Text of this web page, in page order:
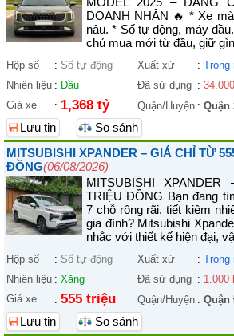
DOANH NHÂN 🔥 * Xe
nâu. * Số tự động, máy
chủ mua mới từ đầu, giữ
Hộp số : Số tự động Xuất xứ : Trong
Nhiên liệu : Dầu Đã sử dụng :
Giá xe
: 1,368 tỷ Quận/Huyện : Quận
Lưu tin
So sánh
MITSUBISHI XPANDER – GIÁ CHỈ TỪ
ĐỒNG(06/08/2026)
MITSUBISHI
TRIỆU ĐỒNG Bạn đang
7 chỗ rộng rãi, tiết kiệm
gia đình? Mitsubishi
nhắc với thiết kế hiện đại,
Hộp số : Số tự động Xuất xứ : Trong
Nhiên liệu : Xăng Đã sử dụng : 1.000
Giá xe
: 555 triệu Quận/Huyện : Quận
Lưu tin So sánh